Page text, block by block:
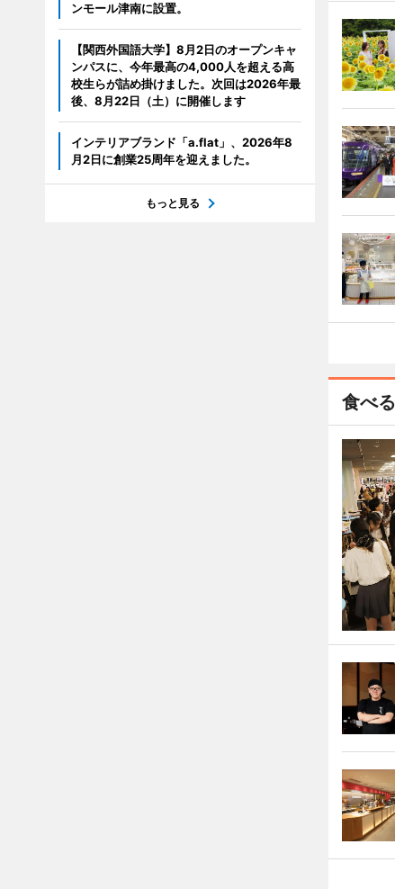
食べる
ンモール津南に設置。
【関西外国語大学】8月2日のオープンキャ
ンパスに、今年最高の4,000人を超える高
校生らが詰め掛けました。次回は2026年最
後、8月22日（土）に開催します
インテリアブランド「a.flat」、2026年8
月2日に創業25周年を迎えました。
もっと見る